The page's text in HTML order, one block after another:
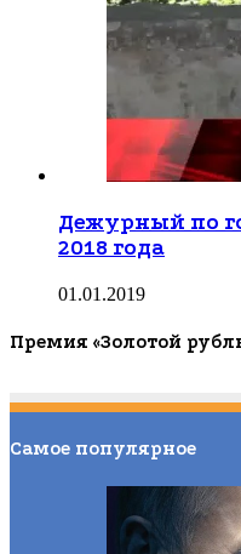
Дежурный по
2018 года
01.01.2019
Премия «Золотой
Самое популярное